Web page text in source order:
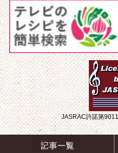
JASRAC許諾第